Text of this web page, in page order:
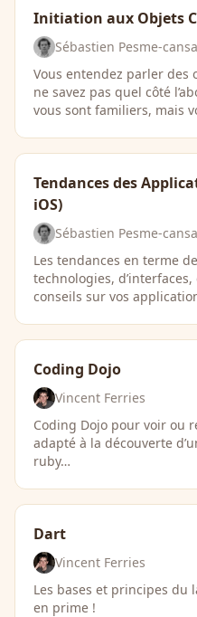
Initiation aux Objets
Sébastien Pesme-
Vous entendez parler des
ne savez pas quel côté
vous sont familiers, mais
Tendances des
iOS)
Sébastien Pesme-
Les tendances en terme
technologies,
conseils sur vos
Coding Dojo
Vincent Ferries
Coding Dojo pour voir ou
adapté à la découverte
ruby…
Dart
Vincent Ferries
Les bases et principes du
en prime !